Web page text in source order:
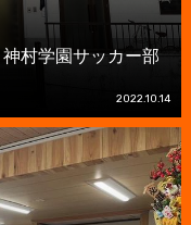
村学園サッカー部
2022.10.14